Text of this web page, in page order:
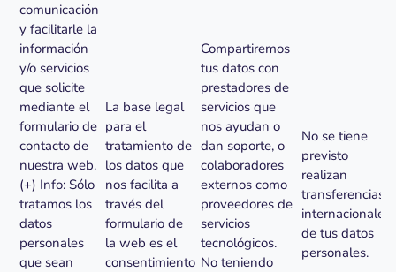
comunicación
y facilitarle la
información
y/o servicios
que solicite
mediante el
formulario de
contacto de
nuestra web.
(+) Info: Sólo
tratamos los
datos
personales
que sean
La base legal
para el
tratamiento de
los datos que
nos facilita a
través del
formulario de
la web es el
consentimiento
Compartiremos
tus datos con
prestadores de
servicios que
nos ayudan o
dan soporte, o
colaboradores
externos como
proveedores de
servicios
tecnológicos.
No teniendo
No se tiene
previsto
realizan
transferencias
internacionales
de tus datos
personales.